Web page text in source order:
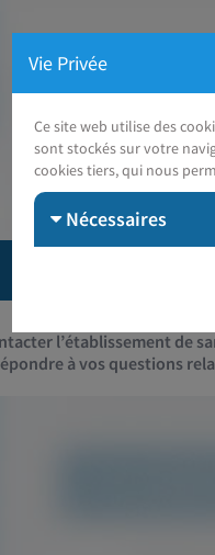
l’établissement de
à vos questions
Vie Privée
Ce site web utilise des
sont stockés sur votre
cookies tiers, qui nous
Nécessaires